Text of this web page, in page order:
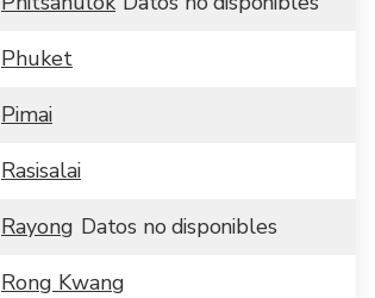
Phuket
Pimai
Rasisalai
Rayong Datos no disponibles
Rong Kwang